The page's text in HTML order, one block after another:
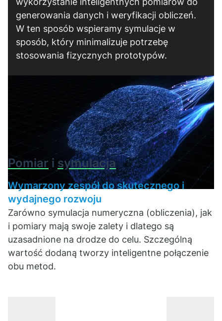
generowania danych i weryfikacji obliczeń.
W ten sposób wspieramy symulacje w
sposób, który minimalizuje potrzebę
stosowania fizycznych prototypów.
Pomiar i symulacja
Wymarzony zespół do skutecznego i
wydajnego rozwoju
Zarówno symulacja numeryczna (obliczenia), jak
i pomiary mają swoje zalety i dlatego są
uzasadnione na drodze do celu. Szczególną
wartość dodaną tworzy inteligentne połączenie
obu metod.